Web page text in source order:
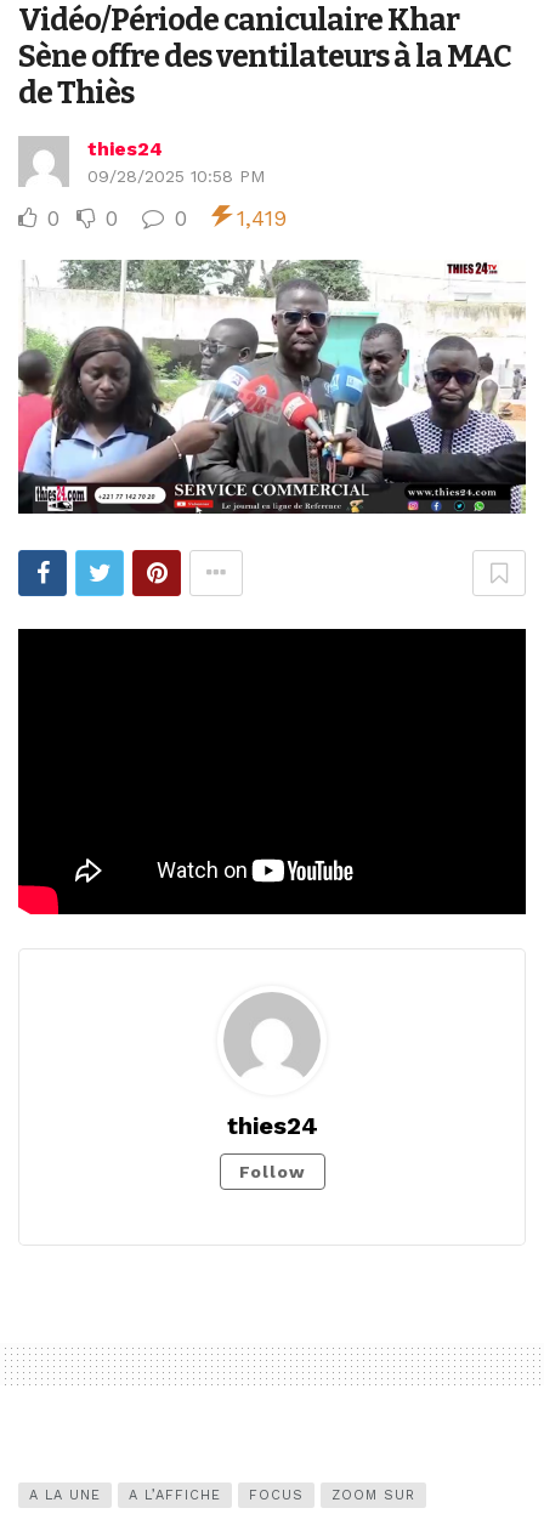
Vidéo/Période caniculaire Khar
Sène offre des ventilateurs à la MAC
de Thiès
thies24
09/28/2025 10:58 PM
0 0 0 1,419
thies24
Follow
A LA UNE A L’AFFICHE FOCUS ZOOM SUR